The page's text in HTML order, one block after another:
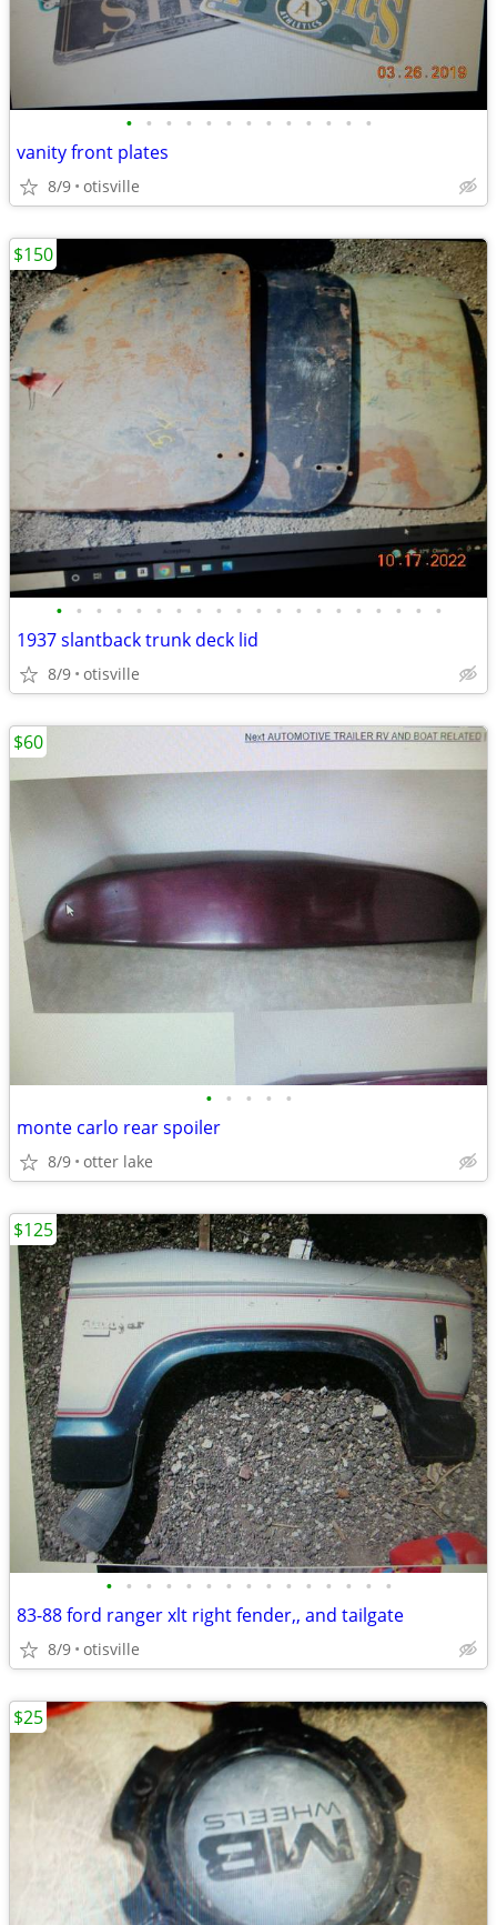
• • • • • • • • • • • • •
vanity front plates
8/9 otisville
• • • • • • • • • • • • • • • • • • • •
1937 slantback trunk deck lid
8/9 otisville
$150
• • • • •
monte carlo rear spoiler
8/9 otter lake
$60
• • • • • • • • • • • • • • •
83-88 ford ranger xlt right fender,, and tailgate
8/9 otisville
$125
$25